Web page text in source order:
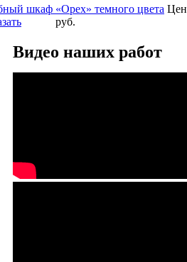
шкаф «Орех» темного цвета
руб.
Видео наших работ